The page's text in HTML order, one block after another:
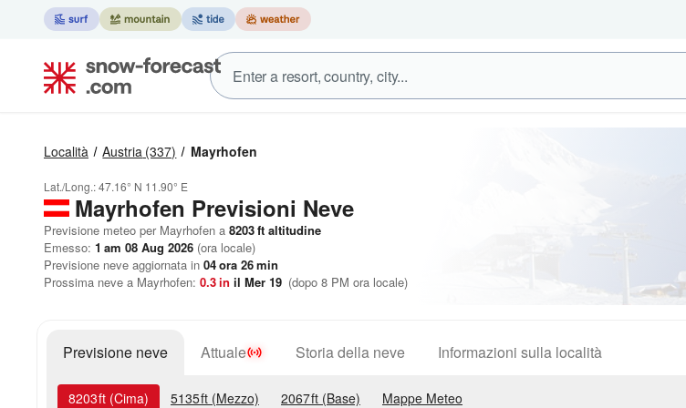
Località Austria (337) Mayrhofen
Lat./Long.:47.16° N 11.90° E
Mayrhofen Previsioni Neve
Previsione meteo per Mayrhofen a 8203ft altitudine
Emesso: 1 am 08 Aug 2026 (ora locale)
Previsione neve aggiornata in 04ora 26min
Prossima neve a Mayrhofen: 0.3in il Mer 19 (dopo 8 PM ora locale)
Previsione neve Attuale Storia della neve Informazioni sulla località
8203ft (Cima) 5135ft (Mezzo) 2067ft (Base) Mappe Meteo